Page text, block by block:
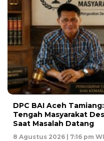
DPC BAI Aceh
Tengah Masyarakat
Saat Masalah Datang
8 Agustus 2026 | 7:16 pm